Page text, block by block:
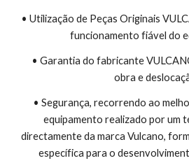
• Utilização de Peças Originais
funcionamento fiável do
• Garantia do fabricante
obra e
• Segurança, recorrendo ao
equipamento realizado por um
directamente da marca Vulcano,
específica para o